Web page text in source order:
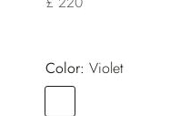
Color:
violet